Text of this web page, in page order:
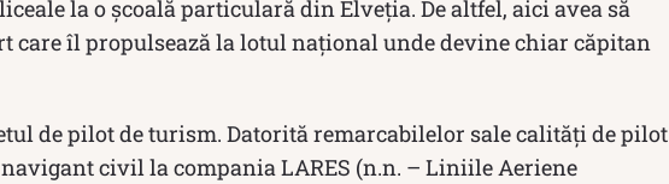
la o şcoală particulară din Elveţia. De altfel, aici avea să
care îl propulsează la lotul național unde devine chiar căpitan
de pilot de turism. Datorită remarcabilelor sale calităţi de pilot
civil la compania LARES (n.n. – Liniile Aeriene